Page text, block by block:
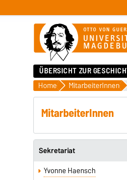
ÜBERSICHT ZUR
Home MitarbeiterInnen
MitarbeiterInnen
Sekretariat
Yvonne Haensch